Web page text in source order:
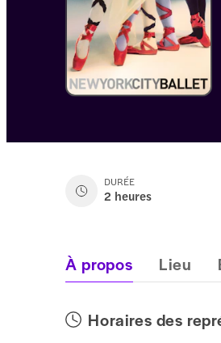
DURÉE
2 heures
À propos Lieu
Horaires des